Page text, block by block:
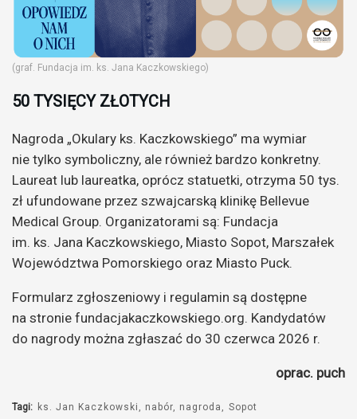
(graf. Fundacja im. ks. Jana Kaczkowskiego)
50 TYSIĘCY ZŁOTYCH
Nagroda „Okulary ks. Kaczkowskiego” ma wymiar
nie tylko symboliczny, ale również bardzo konkretny.
Laureat lub laureatka, oprócz statuetki, otrzyma 50 tys.
zł ufundowane przez szwajcarską klinikę Bellevue
Medical Group. Organizatorami są: Fundacja
im. ks. Jana Kaczkowskiego, Miasto Sopot, Marszałek
Województwa Pomorskiego oraz Miasto Puck.
Formularz zgłoszeniowy i regulamin są dostępne
na stronie fundacjakaczkowskiego.org. Kandydatów
do nagrody można zgłaszać do 30 czerwca 2026 r.
oprac. puch
Tagi: ks. Jan Kaczkowski nabór nagroda Sopot